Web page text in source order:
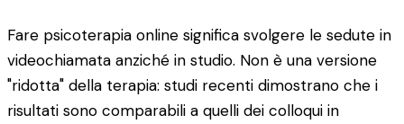
Fare psicoterapia online significa svolgere le sedute in
videochiamata anziché in studio. Non è una versione
"ridotta" della terapia: studi recenti dimostrano che i
risultati sono comparabili a quelli dei colloqui in